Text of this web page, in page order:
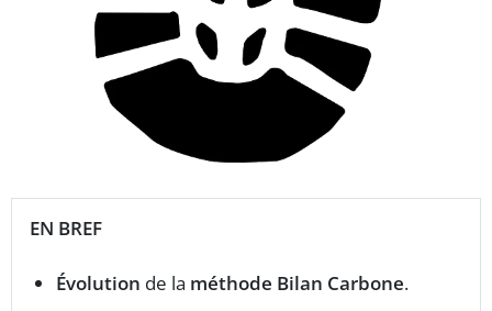
EN BREF
Évolution de la méthode Bilan Carbone.